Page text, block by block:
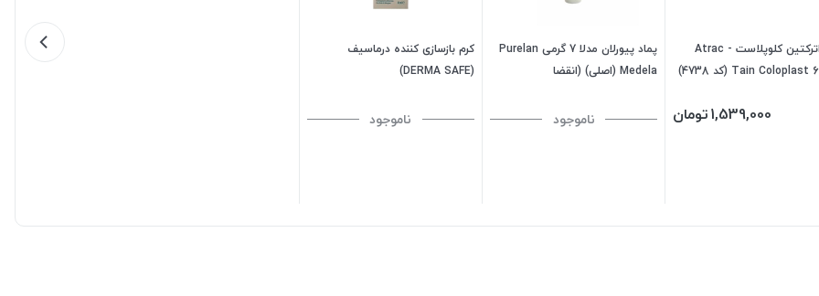
کرم اترکتین کلوپلاست Atrac -
Tain Coloplast 60 ml (کد 4738)
1,539,000تومان
پماد پیورلان مدلا 7 گرمی Purelan
Medela (اصلی) (انقضا
ناموجود
کرم بازسازی کننده درماسیف
(DERMA SAFE)
ناموجود